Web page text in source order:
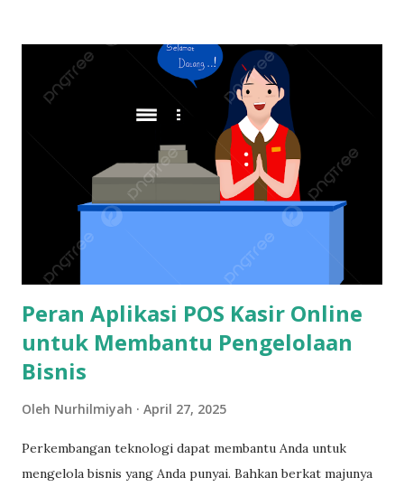
UMSU namun pimpinan mengapresiasi sedemikan rupa.
Sebelumnya saya sudah memiliki beberapa emas Antam
CertiCard yang saya beli untuk investasi dan dana darurat.
Sebab emas Antam CertiCard ini mudah untuk dicairkan jika
sewaktu-waktu membutuhkan uang tunai. Dekan Fahum
UMSU, Bapak Assoc. Prof. Dr. Faisal, SH., M.Hum
menyerahkan Emas Antam CertiCard kepada Kabag yang
telah habis masa bakti 2021-2025 Apa Itu Emas Antam
CertiCard? Emas Antam CertiCard adalah inovasi kemasan
dan teknologi keamanan produk em...
Peran Aplikasi POS Kasir Online
untuk Membantu Pengelolaan
Bisnis
Oleh Nurhilmiyah April 27, 2025
Perkembangan teknologi dapat membantu Anda untuk
mengelola bisnis yang Anda punyai. Bahkan berkat majunya